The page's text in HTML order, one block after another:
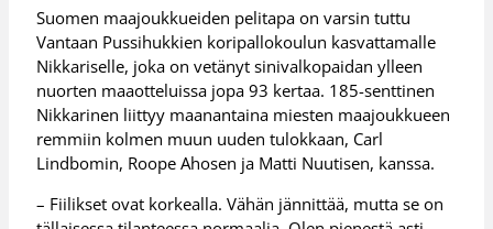
Suomen maajoukkueiden pelitapa on varsin tuttu
Vantaan Pussihukkien koripallokoulun kasvattamalle
Nikkariselle, joka on vetänyt sinivalkopaidan ylleen
nuorten maaotteluissa jopa 93 kertaa. 185-senttinen
Nikkarinen liittyy maanantaina miesten maajoukkueen
remmiin kolmen muun uuden tulokkaan, Carl
Lindbomin, Roope Ahosen ja Matti Nuutisen, kanssa.
– Fiilikset ovat korkealla. Vähän jännittää, mutta se on